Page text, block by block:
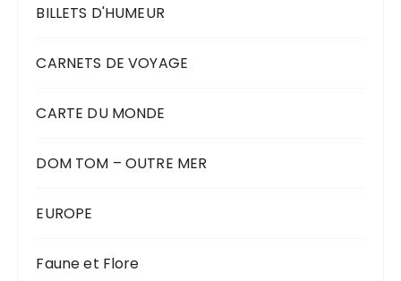
BILLETS D'HUMEUR
CARNETS DE VOYAGE
CARTE DU MONDE
DOM TOM – OUTRE MER
EUROPE
Faune et Flore